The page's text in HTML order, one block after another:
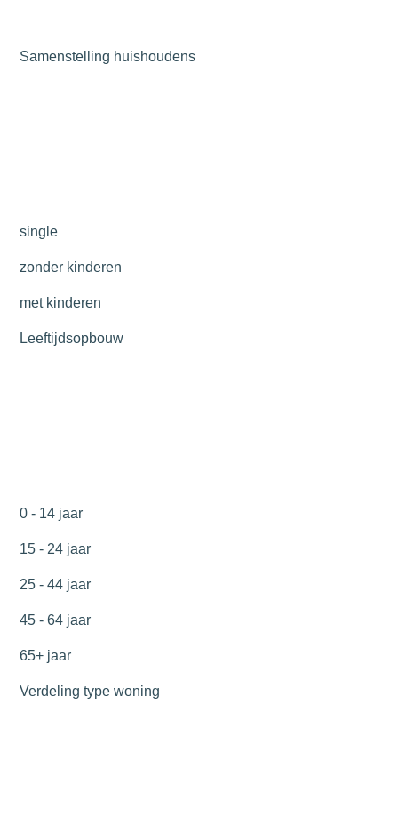
Samenstelling huishoudens
single
zonder kinderen
met kinderen
Leeftijdsopbouw
0 - 14 jaar
15 - 24 jaar
25 - 44 jaar
45 - 64 jaar
65+ jaar
Verdeling type woning